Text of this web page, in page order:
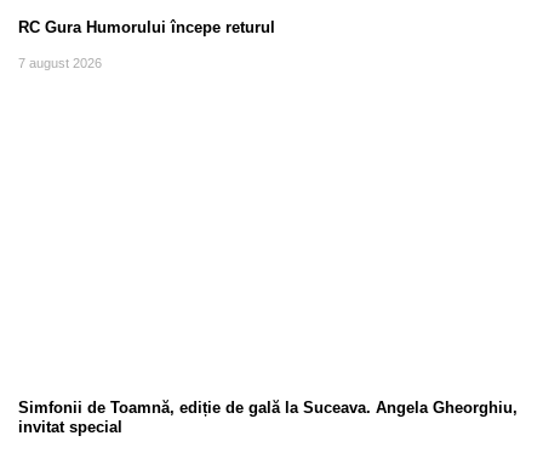
RC Gura Humorului începe returul
7 august 2026
Simfonii de Toamnă, ediție de gală la Suceava. Angela Gheorghiu,
invitat special